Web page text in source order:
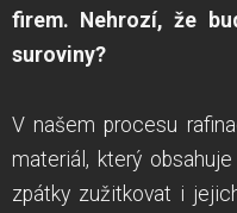
firem. Nehrozí, že
suroviny?
V našem procesu
materiál, který
zpátky zužitkovat i